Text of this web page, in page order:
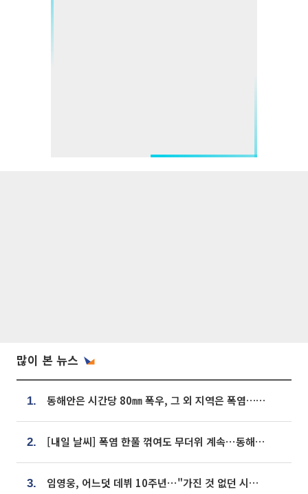
많이 본 뉴스
1. 동해안은 시간당 80㎜ 폭우, 그 외 지역은 폭염…‘극과 극 날씨’
2. [내일 날씨] 폭염 한풀 꺾여도 무더위 계속⋯동해안 이틀 연속 비
3. 임영웅, 어느덧 데뷔 10주년⋯"가진 것 없던 시절, 내 앞엔 20명의 팬뿐"